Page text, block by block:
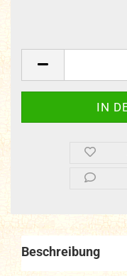
Beschreibung